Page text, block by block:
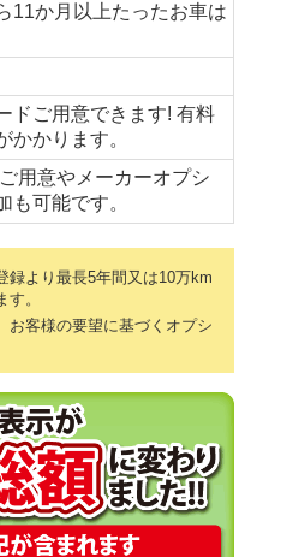
11か月以上たったお車は
ドご用意できます! 有料
かかります。
用意やメーカーオプシ
も可能です。
より最長5年間又は10万km
。
客様の要望に基づくオプシ